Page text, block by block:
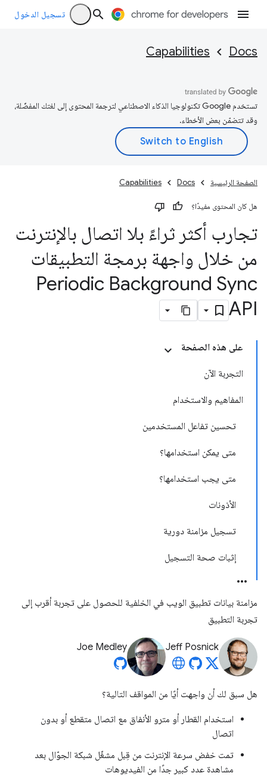
تسجيل الدخول
Docs
Capabilities
تستخدم Google تكنولوجيا الذكاء الاصطناعي لترجمة المحتوى إلى لغتك المفضّلة،
وقد تتضمّن بعض الأخطاء.
الصفحة الرئيسية Docs
Capabilities
هل كان المحتوى مفيدًا؟
تجارب أكثر ثراءً بلا اتصال بالإنترنت
من خلال واجهة برمجة التطبيقات
Periodic Background Sync
API
على هذه الصفحة
التجربة الآن
المفاهيم والاستخدام
تحسين تفاعل المستخدمين
متى يمكن استخدامها؟
متى يجب استخدامها؟
الأذونات
تسجيل مزامنة دورية
إثبات صحة التسجيل
مزامنة بيانات تطبيق الويب في الخلفية للحصول على تجربة أقرب إلى
تجربة التطبيق
Jeff Posnick
Joe Medley
هل سبق لك أن واجهت أيًا من المواقف التالية؟
استخدام القطار أو مترو الأنفاق مع اتصال متقطع أو بدون
اتصال
تمت خفض سرعة الإنترنت من قِبل مشغّل شبكة الجوّال بعد
مشاهدة عدد كبير جدًا من الفيديوهات